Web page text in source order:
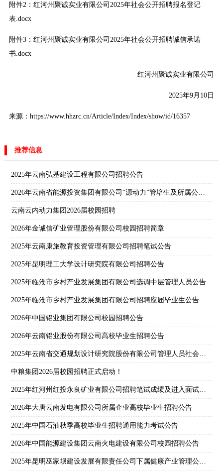
附件2：红河州聚诚实业有限公司2025年社会公开招聘报名登记
表.docx
附件3：红河州聚诚实业有限公司2025年社会公开招聘诚信承诺
书.docx
红河州聚诚实业有限公司
2025年9月10日
来源：https://www.hhzrc.cn/Article/Index/Index/show/id/16357
推荐信息
2025年云南弘基建设工程有限公司招聘公告
2026年云南省能源投资集团有限公司“源动力”管培生及所属公司校园招聘公告
云南云内动力集团2026届校园招聘
2026年金诚信矿业管理股份有限公司校园招聘简章
2025年云南康旅教育投资管理有限公司招聘笔试公告
2025年昆明理工大学设计研究院有限公司招聘公告
2025年临沧市乡村产业发展集团有限公司选调中层管理人员公告
2025年临沧市乡村产业发展集团有限公司招聘应届毕业生公告
2026年中国铝业集团有限公司校园招聘公告
2026年云南铝业股份有限公司高校毕业生招聘公告
2025年云南省交通规划设计研究院股份有限公司管理人员社会招聘公告
中粮集团2026届校园招聘正式启动！
2025年红河州红投永良矿业有限公司招聘笔试成绩及进入面试人员名单公示
2026年大唐云南发电有限公司所属企业高校毕业生招聘公告
2025年中国石油秋季高校毕业生招聘通用能力考试公告
2026年中国能源建设集团云南火电建设有限公司校园招聘公告
2025年昆明巫家坝建设发展有限责任公司下属健康产业管理公司第一批次社会招聘公告